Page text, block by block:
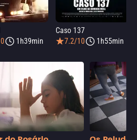
1h39min
Caso 137
7.2/10
1h55min